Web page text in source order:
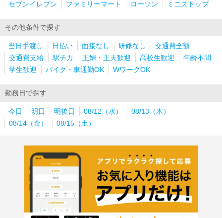
セブンイレブン ファミリーマート ローソン ミニストップ
その他条件で探す
当日手渡し 日払い 面接なし 研修なし
交通費全額
交通費支給
駅チカ 主婦・主夫歓迎 高校生歓迎
年齢不問
学生歓迎
バイク・車通勤OK WワークOK
勤務日で探す
今日 明日 明後日 08/12（水）
08/13（木）
08/14（金）
08/15（土）